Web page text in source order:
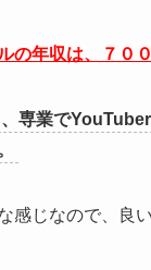
の年収は、７０
専業で
感じなので、良